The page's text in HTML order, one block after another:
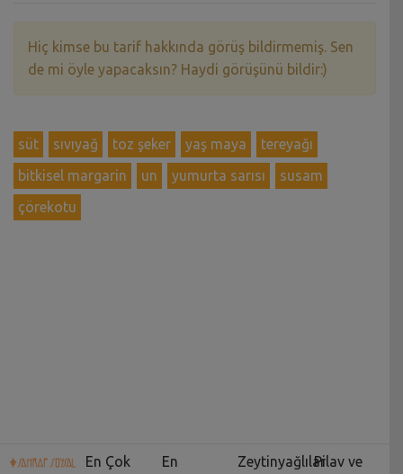
Hiç kimse bu tarif hakkında görüş bildirmemiş. Sen
de mi öyle yapacaksın? Haydi görüşünü bildir:)
süt sıvıyağ toz şeker yaş maya
tereyağı
bitkisel margarin
un yumurta sarısı
susam
çörekotu
En Çok
En
ZeytinyağlılarPilav ve